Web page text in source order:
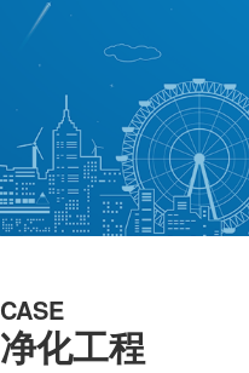
CASE
净化工程